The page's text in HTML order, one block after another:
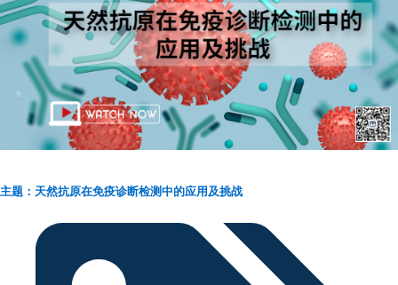
主题：天然抗原在免疫诊断检测中的应用及挑战